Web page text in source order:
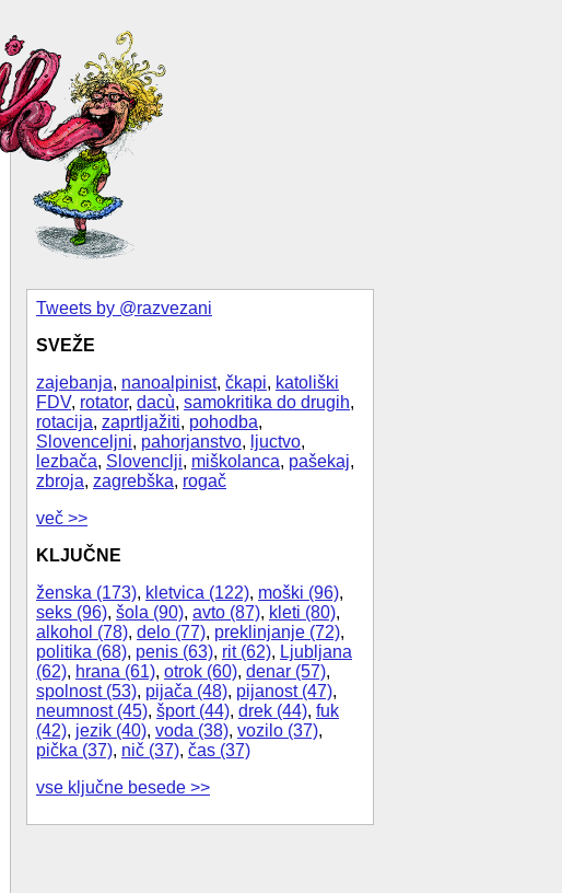
Tweets by @razvezani
SVEŽE
zajebanja, nanoalpinist, čkapi, katoliški
FDV, rotator, dacù, samokritika do drugih,
rotacija, zaprtljažiti, pohodba,
Slovenceljni, pahorjanstvo, ljuctvo,
lezbača, Slovenclji, miškolanca, pašekaj,
zbroja, zagrebška, rogač
več >>
KLJUČNE
ženska (173), kletvica (122), moški (96),
seks (96), šola (90), avto (87), kleti (80),
alkohol (78), delo (77), preklinjanje (72),
politika (68), penis (63), rit (62), Ljubljana
(62), hrana (61), otrok (60), denar (57),
spolnost (53), pijača (48), pijanost (47),
neumnost (45), šport (44), drek (44), fuk
(42), jezik (40), voda (38), vozilo (37),
pička (37), nič (37), čas (37)
vse ključne besede >>